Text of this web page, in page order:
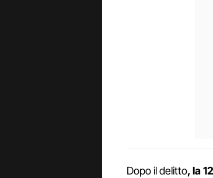
Dopo il delitto, la